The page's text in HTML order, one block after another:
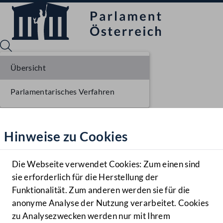
Hilfe
Benutzer
Navigationsmenü öffnen
MENÜ
Hinweise zu Cookies
Die Webseite verwendet Cookies: Zum einen sind
sie erforderlich für die Herstellung der
Funktionalität. Zum anderen werden sie für die
anonyme Analyse der Nutzung verarbeitet. Cookies
zu Analysezwecken werden nur mit Ihrem
Übersicht
Parlamentarisches Verfahren